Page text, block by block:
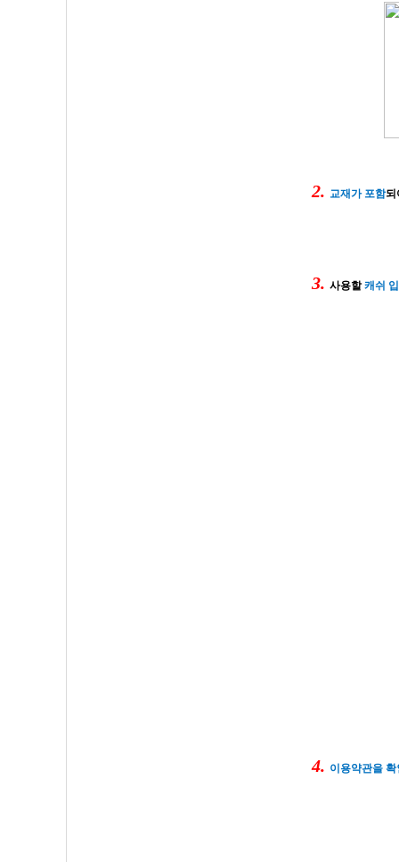
2. 교재가 포함되
3. 사용할캐쉬
4. 이용약관을 확